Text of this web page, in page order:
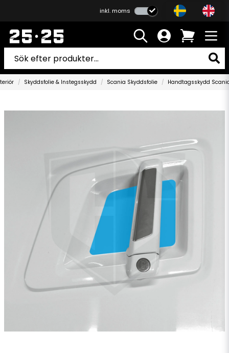
inkl. moms
Skyddsfolie & Instegsskydd Scania Skyddsfolie Handtagsskydd